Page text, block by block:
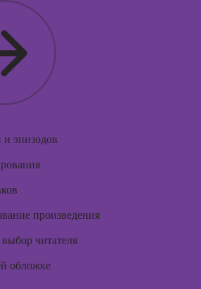
и эпизодов
произведения
читателя
обложке